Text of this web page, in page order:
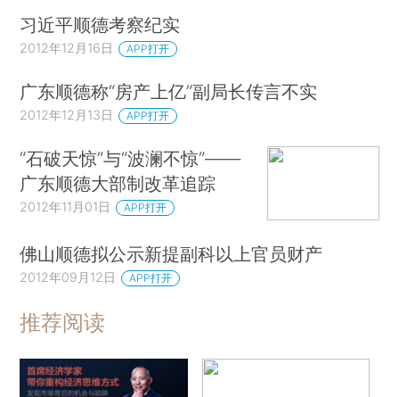
习近平顺德考察纪实
2012年12月16日 APP打开
广东顺德称“房产上亿”副局长传言不实
2012年12月13日 APP打开
“石破天惊”与“波澜不惊”——
广东顺德大部制改革追踪
2012年11月01日 APP打开
佛山顺德拟公示新提副科以上官员财产
2012年09月12日 APP打开
推荐阅读